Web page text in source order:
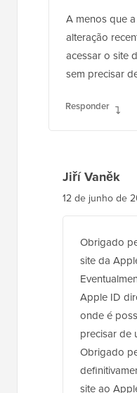
A menos que
alteração
acessar o site
sem precisar
Responder
Jiří Vaněk
12 de junho de
Obrigado
site da
Apple ID
onde é
precisar de
Obrigado
site ao